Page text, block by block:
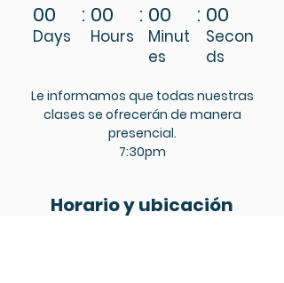
Secon
ds
Minut
es
Hours
Days
00
:
00
:
00
:
00
Le informamos que todas nuestras
clases se ofrecerán de manera
presencial.
7:30pm
Horario y ubicación